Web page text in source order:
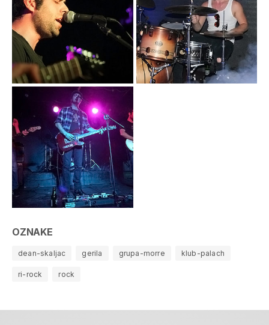
OZNAKE
dean-skaljac gerila grupa-morre klub-palach
ri-rock rock